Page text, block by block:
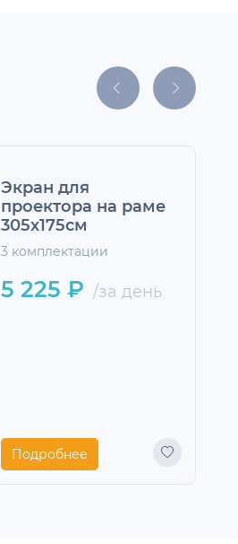
Экран для
проектора на раме
305х175см
3 комплектации
5 225 ₽ /за день
Подробнее